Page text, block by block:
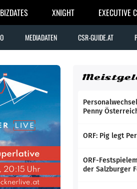
BIZDATES XNIGHT EXECUTIVE
MEDIADATEN CSR-GUIDE.AT
Penny
ORF: Pig legt
ORF-
der Salzburger